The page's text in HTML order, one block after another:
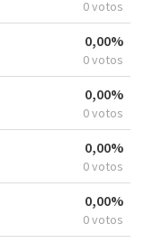
0 votos
0,00%
0 votos
0,00%
0 votos
0,00%
0 votos
0,00%
0 votos